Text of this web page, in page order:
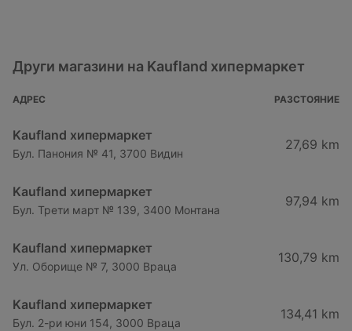
Други магазини на Kaufland хипермаркет
АДРЕС РАЗСТОЯНИЕ
Kaufland хипермаркет
Бул. Панония № 41, 3700 Видин
27,69 km
Kaufland хипермаркет
Бул. Трети март № 139, 3400 Монтана
97,94 km
Kaufland хипермаркет
Ул. Оборище № 7, 3000 Враца
130,79 km
Kaufland хипермаркет
Бул. 2-ри юни 154, 3000 Враца
134,41 km